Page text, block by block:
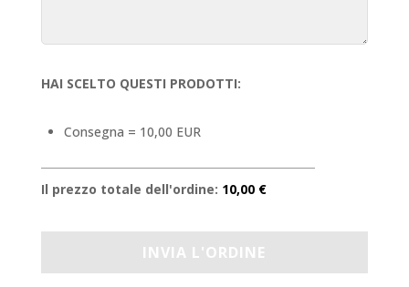
HAI SCELTO QUESTI PRODOTTI:
Consegna = 10,00 EUR
Il prezzo totale dell'ordine: 10,00 €